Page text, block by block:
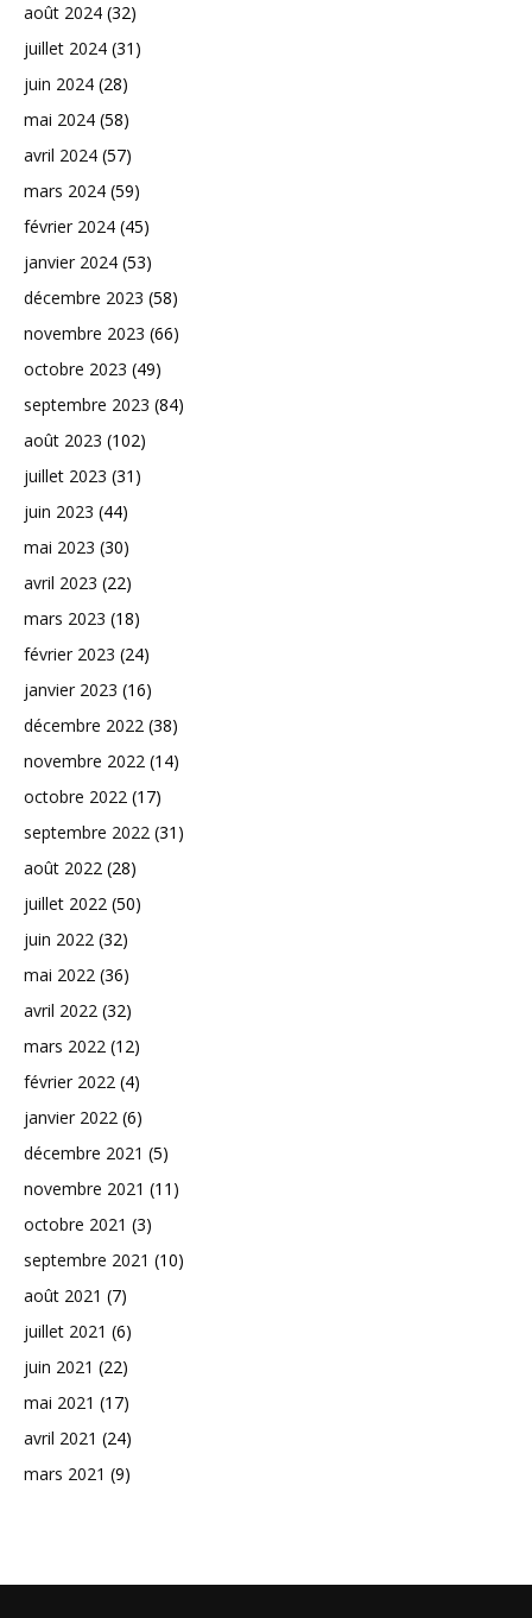
août 2024 (32)
juillet 2024 (31)
juin 2024 (28)
mai 2024 (58)
avril 2024 (57)
mars 2024 (59)
février 2024 (45)
janvier 2024 (53)
décembre 2023 (58)
novembre 2023 (66)
octobre 2023 (49)
septembre 2023 (84)
août 2023 (102)
juillet 2023 (31)
juin 2023 (44)
mai 2023 (30)
avril 2023 (22)
mars 2023 (18)
février 2023 (24)
janvier 2023 (16)
décembre 2022 (38)
novembre 2022 (14)
octobre 2022 (17)
septembre 2022 (31)
août 2022 (28)
juillet 2022 (50)
juin 2022 (32)
mai 2022 (36)
avril 2022 (32)
mars 2022 (12)
février 2022 (4)
janvier 2022 (6)
décembre 2021 (5)
novembre 2021 (11)
octobre 2021 (3)
septembre 2021 (10)
août 2021 (7)
juillet 2021 (6)
juin 2021 (22)
mai 2021 (17)
avril 2021 (24)
mars 2021 (9)